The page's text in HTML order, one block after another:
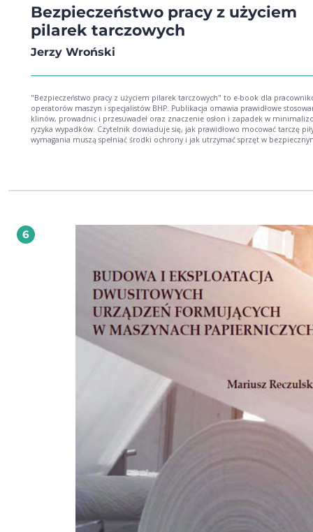
Bezpieczeństwo pracy z użyciem
pilarek tarczowych
Jerzy Wroński
"Bezpieczeństwo pracy z użyciem pilarek tarczowych" to e-book dla
operatorów maszyn i specjalistów BHP. Publikacja omawia prawidłowe
klinów, prowadnic i przesuwadeł oraz znaczenie osłon i zapadek w
ryzyka wypadków. Czytelnik dowiaduje się, jak prawidłowo mocować tarczę
wymagania muszą spełniać środki ochrony i jak utrzymać sprzęt w
6